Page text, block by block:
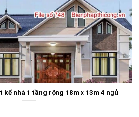
kế nhà 1 tầng rộng 18m x 13m 4 ngủ